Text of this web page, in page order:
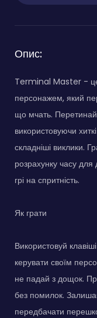
Опис:
Terminal Master - це
персонажем, який
що мчать. Перетинай
використовуючи
складніші виклики.
розрахунку часу
грі на спритність.
Як грати
Використовуй
керувати своїм
не падай з дощок.
без помилок.
передбачати